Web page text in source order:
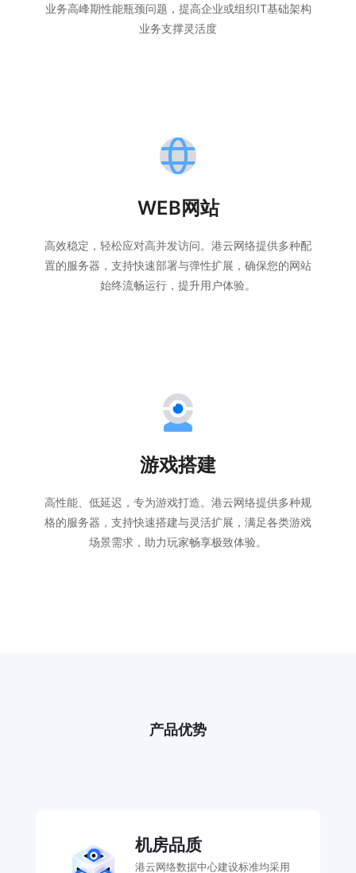
业务高峰期性能瓶颈问题，提高企业或组织IT基础架构
业务支撑灵活度
WEB网站
高效稳定，轻松应对高并发访问。港云网络提供多种配
置的服务器，支持快速部署与弹性扩展，确保您的网站
始终流畅运行，提升用户体验。
游戏搭建
高性能、低延迟，专为游戏打造。港云网络提供多种规
格的服务器，支持快速搭建与灵活扩展，满足各类游戏
场景需求，助力玩家畅享极致体验。
产品优势
机房品质
港云网络数据中心建设标准均采用